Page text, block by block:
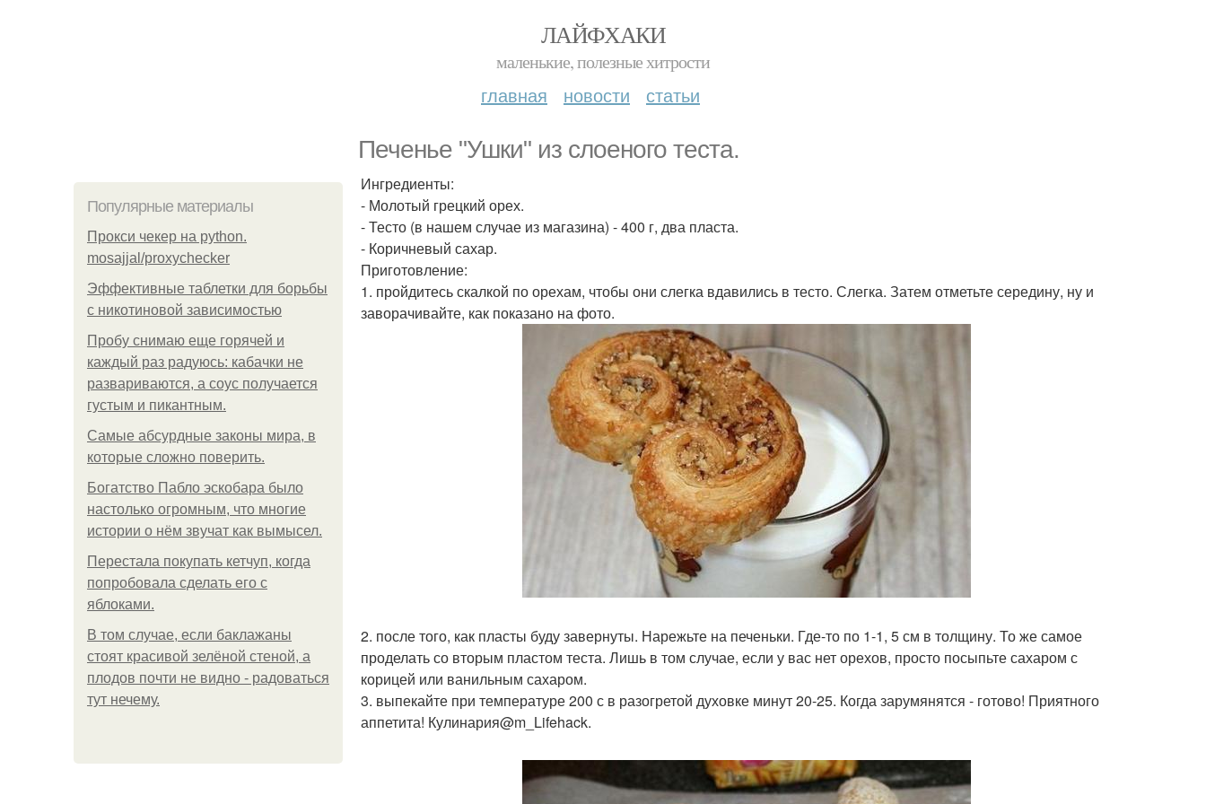
ЛАЙФХАКИ
маленькие, полезные хитрости
главная новости статьи
Печенье "Ушки" из слоеного теста.
Популярные материалы
Прокси чекер на python.
mosajjal/proxychecker
Эффективные таблетки для борьбы
с никотиновой зависимостью
Пробу снимаю еще горячей и
каждый раз радуюсь: кабачки не
развариваются, а соус получается
густым и пикантным.
Самые абсурдные законы мира, в
которые сложно поверить.
Богатство Пабло эскобара было
настолько огромным, что многие
истории о нём звучат как вымысел.
Перестала покупать кетчуп, когда
попробовала сделать его с
яблоками.
В том случае, если баклажаны
стоят красивой зелёной стеной, а
плодов почти не видно - радоваться
тут нечему.
Ингредиенты:
- Молотый грецкий орех.
- Тесто (в нашем случае из магазина) - 400 г, два пласта.
- Коричневый сахар.
Приготовление:
1. пройдитесь скалкой по орехам, чтобы они слегка вдавились в тесто. Слегка. Затем отметьте середину, ну и
заворачивайте, как показано на фото.
2. после того, как пласты буду завернуты. Нарежьте на печеньки. Где-то по 1-1, 5 см в толщину. То же самое
проделать со вторым пластом теста. Лишь в том случае, если у вас нет орехов, просто посыпьте сахаром с
корицей или ванильным сахаром.
3. выпекайте при температуре 200 с в разогретой духовке минут 20-25. Когда зарумянятся - готово! Приятного
аппетита! Кулинария@m_Lifehack.